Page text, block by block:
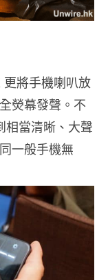
將手機喇叭放
熒幕發聲。不
相當清晰、大聲
一般手機無